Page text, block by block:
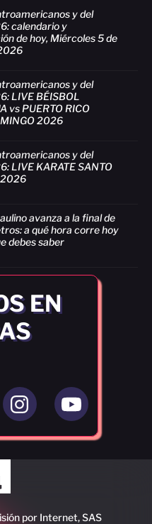
y del
calendario y
de hoy, Miércoles 5 de
y del
LIVE BÉISBOL
vs PUERTO RICO
2026
y del
LIVE KARATE SANTO
2026
avanza a la final de
a qué hora corre hoy
debes saber
EN
por Internet, SAS